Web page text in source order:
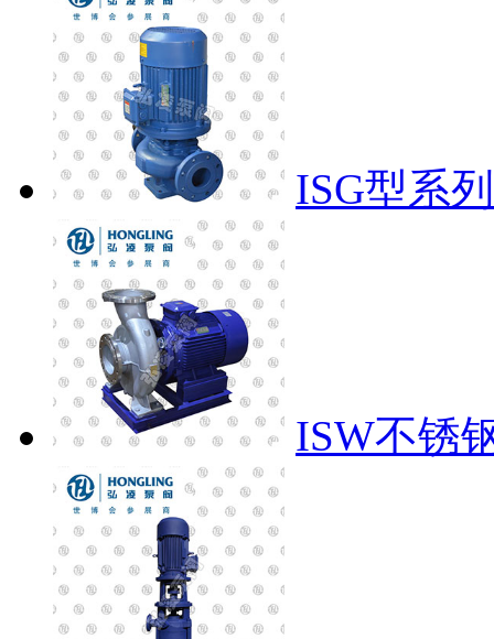
ISG型系
ISW不锈